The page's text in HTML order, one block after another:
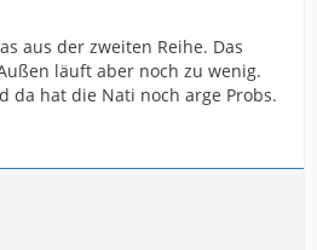
aus der zweiten Reihe. Das
läuft aber noch zu wenig.
da hat die Nati noch arge Probs.